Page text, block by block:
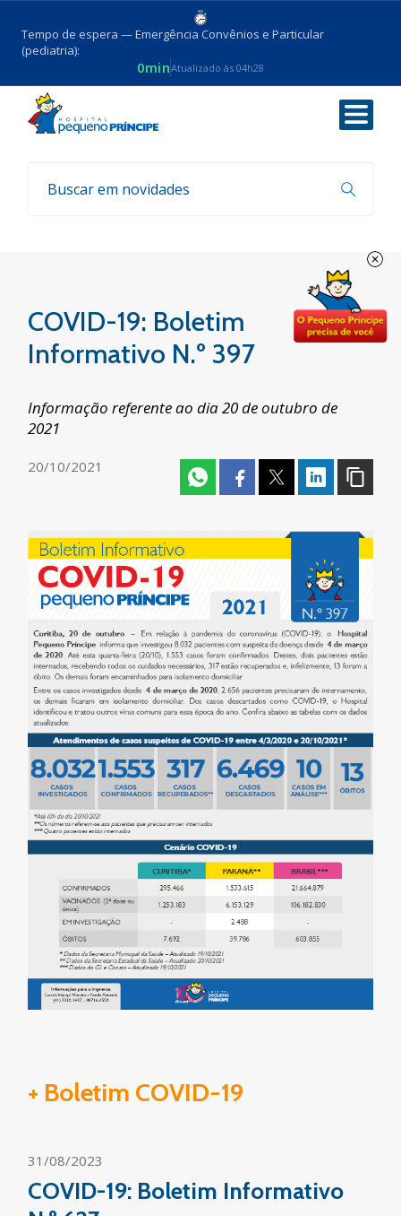
Tempo de espera — Emergência Convênios e Particular
(pediatria):
0minAtualizado às 04h28
Voltar
Boletim COVID-19
COVID-19: Boletim
Informativo N.º 397
Informação referente ao dia 20 de outubro de
2021
20/10/2021
+ Boletim COVID-19
31/08/2023
COVID-19: Boletim Informativo